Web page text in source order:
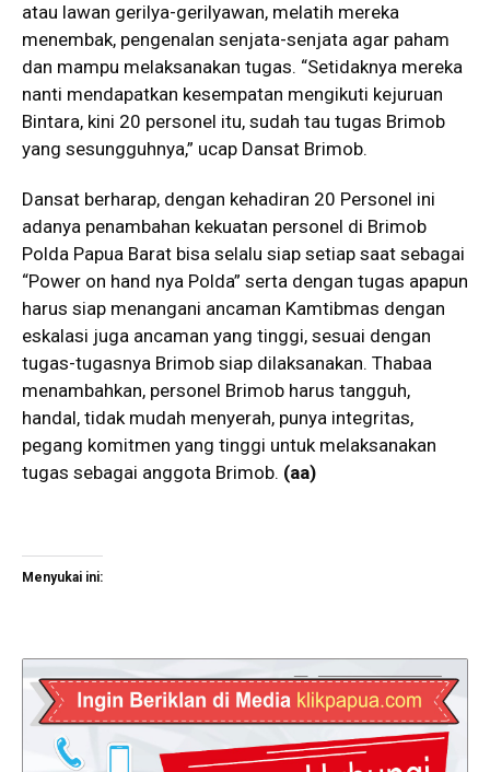
atau lawan gerilya-gerilyawan, melatih mereka
menembak, pengenalan senjata-senjata agar paham
dan mampu melaksanakan tugas. “Setidaknya mereka
nanti mendapatkan kesempatan mengikuti kejuruan
Bintara, kini 20 personel itu, sudah tau tugas Brimob
yang sesungguhnya,” ucap Dansat Brimob.
Dansat berharap, dengan kehadiran 20 Personel ini
adanya penambahan kekuatan personel di Brimob
Polda Papua Barat bisa selalu siap setiap saat sebagai
“Power on hand nya Polda” serta dengan tugas apapun
harus siap menangani ancaman Kamtibmas dengan
eskalasi juga ancaman yang tinggi, sesuai dengan
tugas-tugasnya Brimob siap dilaksanakan. Thabaa
menambahkan, personel Brimob harus tangguh,
handal, tidak mudah menyerah, punya integritas,
pegang komitmen yang tinggi untuk melaksanakan
tugas sebagai anggota Brimob. (aa)
Menyukai ini: